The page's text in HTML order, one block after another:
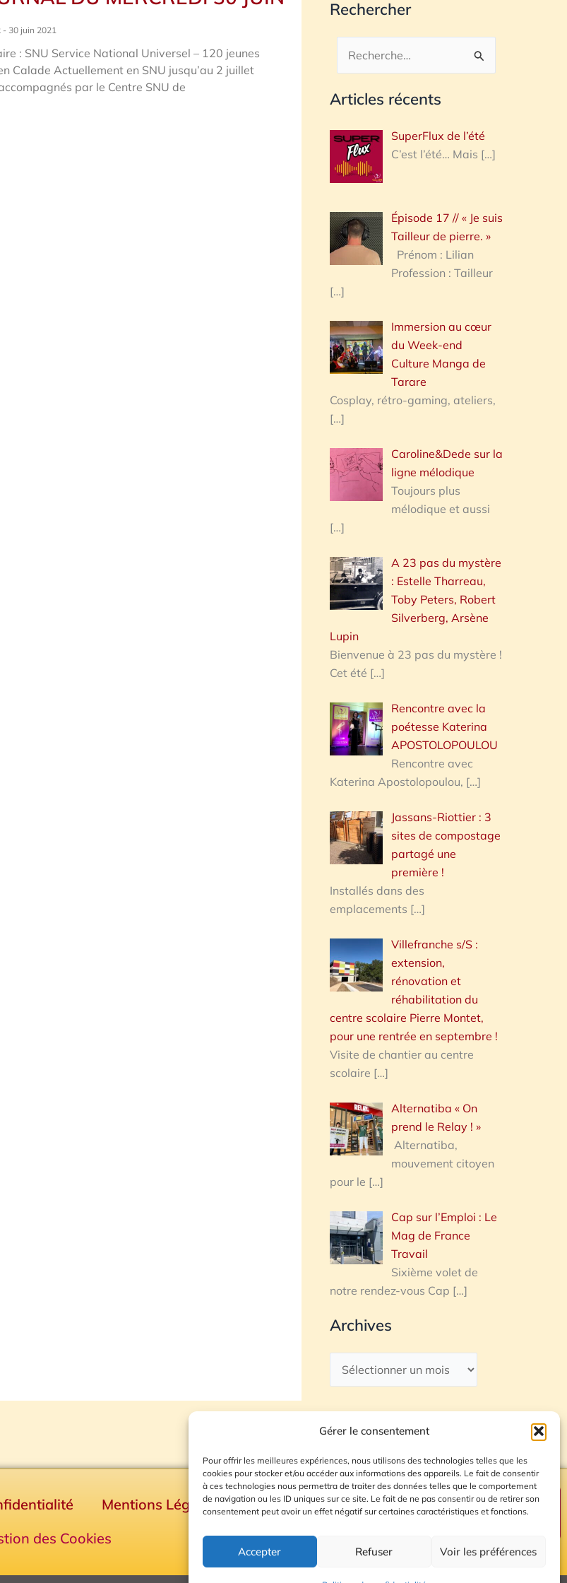
Gérer le consentement
Pour offrir les meilleures expériences, nous utilisons des technologies telles que les
cookies pour stocker et/ou accéder aux informations des appareils. Le fait de consentir
à ces technologies nous permettra de traiter des données telles que le comportement
de navigation ou les ID uniques sur ce site. Le fait de ne pas consentir ou de retirer son
consentement peut avoir un effet négatif sur certaines caractéristiques et fonctions.
Accepter Refuser Voir les préférences
30 juin 2021
: SNU Service National Universel – 120 jeunes
Calade Actuellement en SNU jusqu’au 2 juillet
par le Centre SNU de
Rechercher
Rechercher :
Articles récents
SuperFlux de l’été
C’est l’été… Mais […]
Épisode 17 // « Je suis
Tailleur de pierre. »
Prénom : Lilian
Profession : Tailleur
[…]
Immersion au cœur
du Week-end
Culture Manga de
Tarare
Cosplay, rétro-gaming, ateliers,
[…]
Caroline&Dede sur la
ligne mélodique
Toujours plus
mélodique et aussi
[…]
A 23 pas du mystère
: Estelle Tharreau,
Toby Peters, Robert
Silverberg, Arsène
Lupin
Bienvenue à 23 pas du mystère !
Cet été […]
Rencontre avec la
poétesse Katerina
APOSTOLOPOULOU
Rencontre avec
Katerina Apostolopoulou, […]
Jassans-Riottier : 3
sites de compostage
partagé une
première !
Installés dans des
emplacements […]
Villefranche s/S :
extension,
rénovation et
réhabilitation du
centre scolaire Pierre Montet,
pour une rentrée en septembre !
Visite de chantier au centre
scolaire […]
Alternatiba « On
prend le Relay ! »
Alternatiba,
mouvement citoyen
pour le […]
Cap sur l’Emploi : Le
Mag de France
Travail
Sixième volet de
notre rendez-vous Cap […]
Archives
Mentions Légales
Plan du site
des Cookies